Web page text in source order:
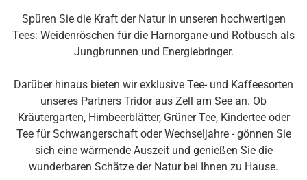
Spüren Sie die Kraft der Natur in unseren hochwertigen
Tees: Weidenröschen für die Harnorgane und Rotbusch als
Jungbrunnen und Energiebringer.
Darüber hinaus bieten wir exklusive Tee- und Kaffeesorten
unseres Partners Tridor aus Zell am See an. Ob
Kräutergarten, Himbeerblätter, Grüner Tee, Kindertee oder
Tee für Schwangerschaft oder Wechseljahre - gönnen Sie
sich eine wärmende Auszeit und genießen Sie die
wunderbaren Schätze der Natur bei Ihnen zu Hause.